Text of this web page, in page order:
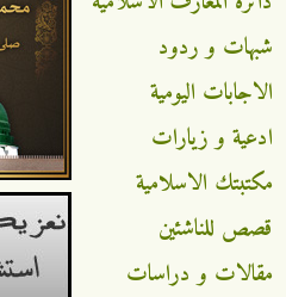
شبهات و ردود
الاجابات اليومية
ادعية و زيارات
مكتبتك الاسلامية
قصص للناشئين
مقالات و دراسات